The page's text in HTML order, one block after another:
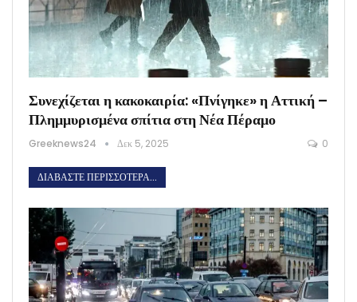
Συνεχίζεται η κακοκαιρία: «Πνίγηκε» η Αττική –
Πλημμυρισμένα σπίτια στη Νέα Πέραμο
Greeknews24 Δεκ 5, 2025 0
ΔΙΑΒΆΣΤΕ ΠΕΡΙΣΣΌΤΕΡΑ...